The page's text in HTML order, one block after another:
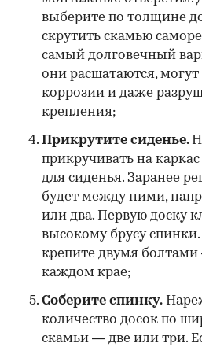
выберите по толщине
скрутить скамью
самый долговечный
они расшатаются, могут
коррозии и даже
крепления;
Прикрутите сиденье.
прикручивать на
для сиденья. Заранее
будет между ними,
или два. Первую доску
высокому брусу
крепите двумя
каждом крае;
Соберите спинку.
количество досок по
скамьи — две или три.